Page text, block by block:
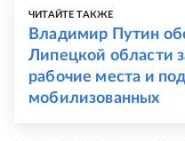
ЧИТАЙТЕ ТАКЖЕ
Владимир Путин
Липецкой области
рабочие места и
мобилизованных